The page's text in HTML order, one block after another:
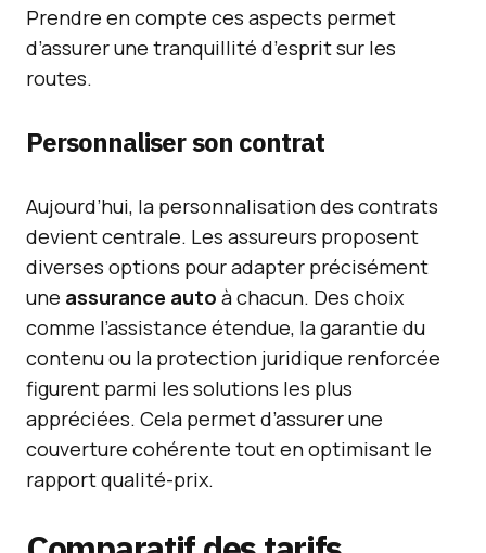
Prendre en compte ces aspects permet
d’assurer une tranquillité d’esprit sur les
routes.
Personnaliser son contrat
Aujourd’hui, la personnalisation des contrats
devient centrale. Les assureurs proposent
diverses options pour adapter précisément
une assurance auto à chacun. Des choix
comme l’assistance étendue, la garantie du
contenu ou la protection juridique renforcée
figurent parmi les solutions les plus
appréciées. Cela permet d’assurer une
couverture cohérente tout en optimisant le
rapport qualité-prix.